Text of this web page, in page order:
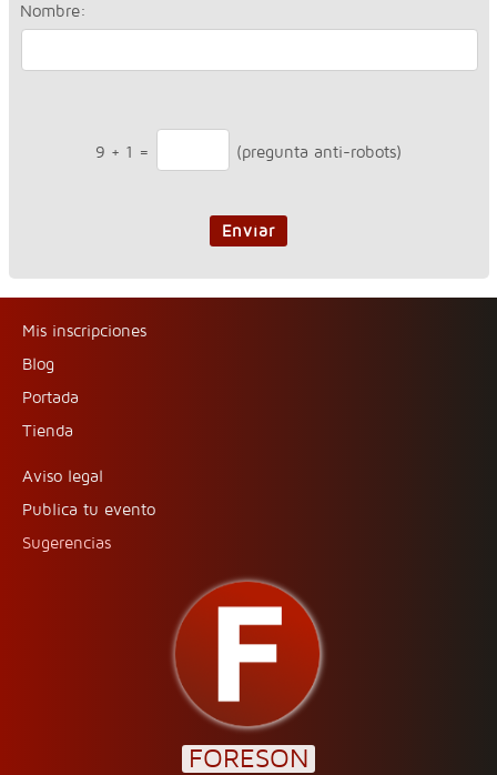
Nombre:
9 + 1 = (pregunta anti-robots)
Enviar
Mis inscripciones
Blog
Portada
Tienda
Aviso legal
Publica tu evento
Sugerencias
FORESON